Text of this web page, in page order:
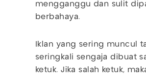
mengganggu dan sulit
berbahaya.
Iklan yang sering muncul
seringkali sengaja dibuat
ketuk. Jika salah ketuk,